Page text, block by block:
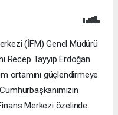
(İFM) Genel Müdürü
Recep Tayyip Erdoğan
ortamını güçlendirmeye
Merkezi özelinde